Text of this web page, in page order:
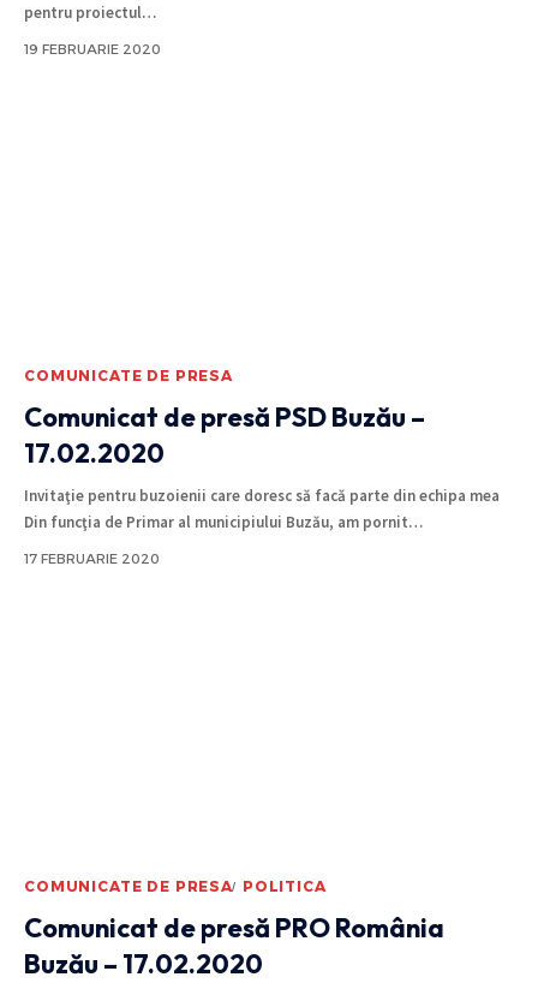
pentru proiectul…
19 FEBRUARIE 2020
COMUNICATE DE PRESA
Comunicat de presă PSD Buzău –
17.02.2020
Invitaţie pentru buzoienii care doresc să facă parte din echipa mea
Din funcţia de Primar al municipiului Buzău, am pornit…
17 FEBRUARIE 2020
COMUNICATE DE PRESA POLITICA
Comunicat de presă PRO România
Buzău – 17.02.2020